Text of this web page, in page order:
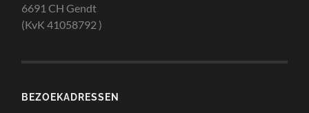
6691 CH Gendt
(KvK 41058792 )
BEZOEKADRESSEN